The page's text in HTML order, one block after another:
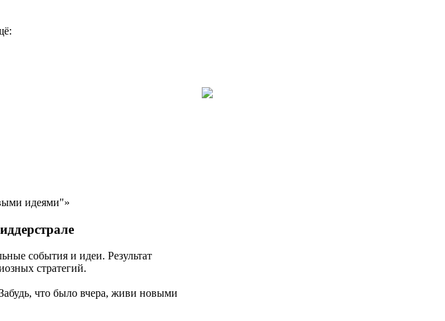
идеями"»
события и идеи. Результат
стратегий.
что было вчера, живи новыми